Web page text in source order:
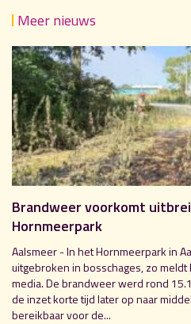
Meer nieuws
Brandweer voorkomt
Hornmeerpark
Aalsmeer - In het Hornmeerpark in
uitgebroken in bosschages, zo
media. De brandweer werd rond
de inzet korte tijd later op naar
bereikbaar voor de...